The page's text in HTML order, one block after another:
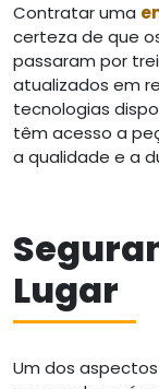
Contratar uma
certeza de que
passaram por
atualizados em
tecnologias
têm acesso a
a qualidade e a
Lugar
Um dos